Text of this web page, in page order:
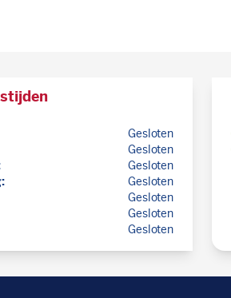
Gesloten
Gesloten
Gesloten
Gesloten
Gesloten
Gesloten
Gesloten